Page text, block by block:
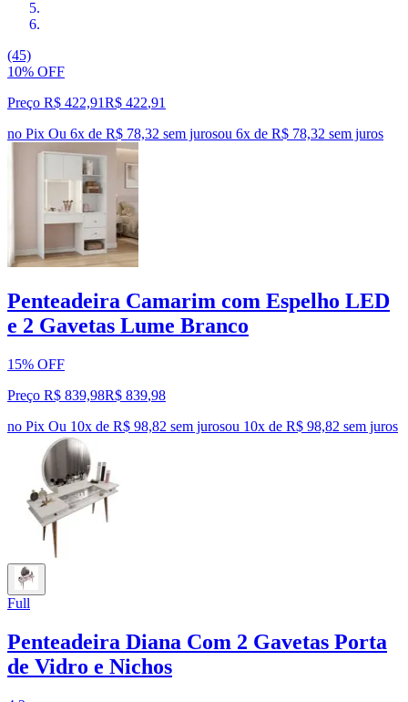
(45)
10% OFF
Preço R$ 422,91R$ 422,91
no Pix Ou 6x de R$ 78,32 sem jurosou 6x de R$ 78,32 sem juros
Penteadeira Camarim com Espelho LED
e 2 Gavetas Lume Branco
15% OFF
Preço R$ 839,98R$ 839,98
no Pix Ou 10x de R$ 98,82 sem jurosou 10x de R$ 98,82 sem juros
Full
Penteadeira Diana Com 2 Gavetas Porta
de Vidro e Nichos